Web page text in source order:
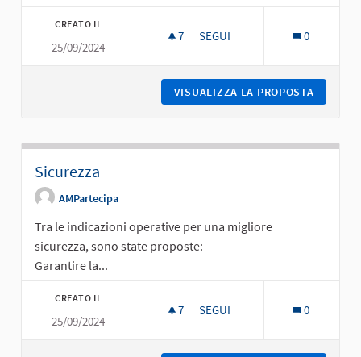
CREATO IL
25/09/2024
7 7 SOSTENITORI
SEGUI 0
VISUALIZZA LA PROPOSTA
Sicurezza
AMPartecipa
Tra le indicazioni operative per una migliore
sicurezza, sono state proposte:
Garantire la...
CREATO IL
25/09/2024
7 7 SOSTENITORI
SEGUI 0